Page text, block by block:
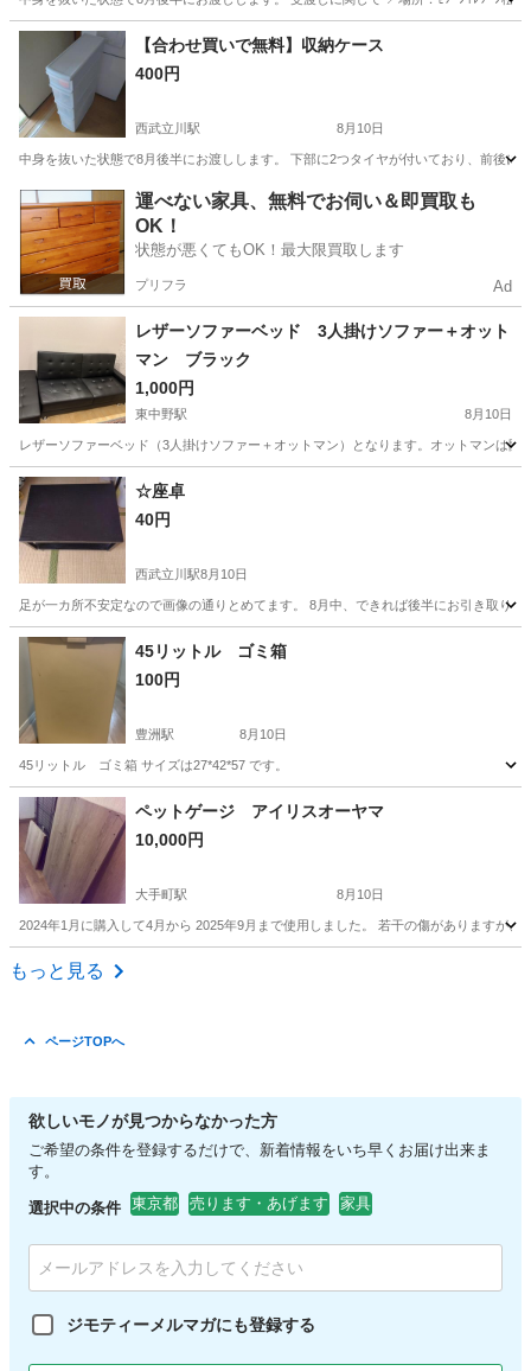
東京 立川市 西武立川駅 収納家具
【合わせ買いで無料】収納ケース
400円
西武立川駅 8月10日
中身を抜いた状態で8月後半にお渡しします。 下部に2つタイヤが付いており、前後
東京 立川市 西武立川駅 収納家具 無料
運べない家具、無料でお伺い＆即買取も
OK！
状態が悪くてもOK！最大限買取します
プリフラ Ad
レザーソファーベッド 3人掛けソファー＋オット
マン ブラック
1,000円
東中野駅 8月10日
レザーソファーベッド（3人掛けソファー＋オットマン）となります。オットマンは
東京 中野区 東中野駅
☆座卓
40円
西武立川駅8月10日
足が一カ所不安定なので画像の通りとめてます。 8月中、できれば後半にお引き取り
東京 立川市 西武立川駅 テーブル
45リットル ゴミ箱
100円
豊洲駅 8月10日
45リットル ゴミ箱 サイズは27*42*57 です。
東京 中央区 豊洲駅 家具
ペットゲージ アイリスオーヤマ
10,000円
大手町駅 8月10日
2024年1月に購入して4月から 2025年9月まで使用しました。 若干の傷がありますが
東京 千代田区
もっと見る
ページTOPへ
欲しいモノが見つからなかった方
ご希望の条件を登録するだけで、新着情報をいち早くお届け出来ま
す。
選択中の条件 東京都 売ります・あげます 家具
ジモティーメルマガにも登録する